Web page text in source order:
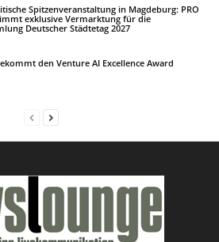
Spitzenveranstaltung in Magdeburg: PRO
exklusive Vermarktung für die
Deutscher Städtetag 2027
den Venture AI Excellence Award